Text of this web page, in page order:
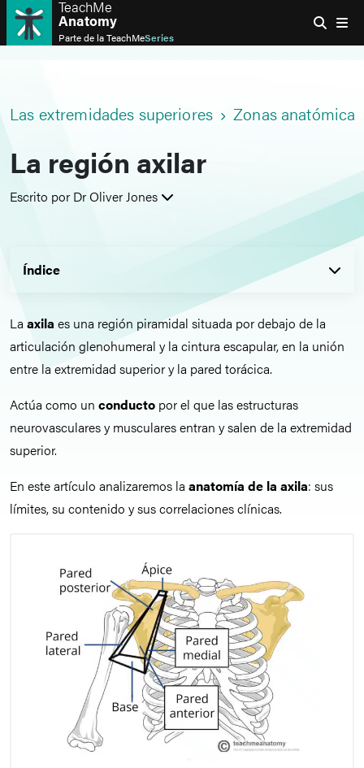
TeachMe
Anatomy
Parte de laTeachMeSeries
Las extremidades superiores Zonas anatómicas
La región axilar
Escrito por Dr Oliver Jones
Índice
La axila es una región piramidal situada por debajo de la
articulación glenohumeral y la cintura escapular, en la unión
entre la extremidad superior y la pared torácica.
Actúa como un conducto por el que las estructuras
neurovasculares y musculares entran y salen de la extremidad
superior.
En este artículo analizaremos la anatomía de la axila: sus
límites, su contenido y sus correlaciones clínicas.